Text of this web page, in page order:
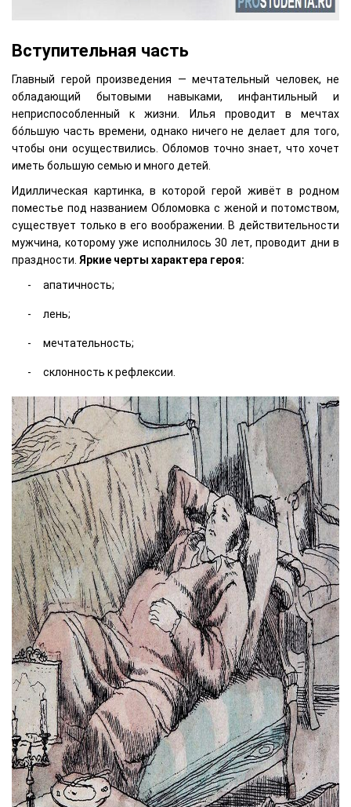
Вступительная часть
Главный герой произведения — мечтательный человек, не
обладающий бытовыми навыками, инфантильный и
неприспособленный к жизни. Илья проводит в мечтах
бо́льшую часть времени, однако ничего не делает для того,
чтобы они осуществились. Обломов точно знает, что хочет
иметь большую семью и много детей.
Идиллическая картинка, в которой герой живёт в родном
поместье под названием Обломовка с женой и потомством,
существует только в его воображении. В действительности
мужчина, которому уже исполнилось 30 лет, проводит дни в
праздности. Яркие черты характера героя:
апатичность;
лень;
мечтательность;
склонность к рефлексии.